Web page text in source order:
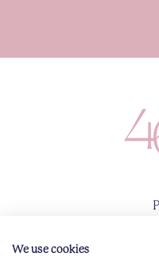
We use cookies